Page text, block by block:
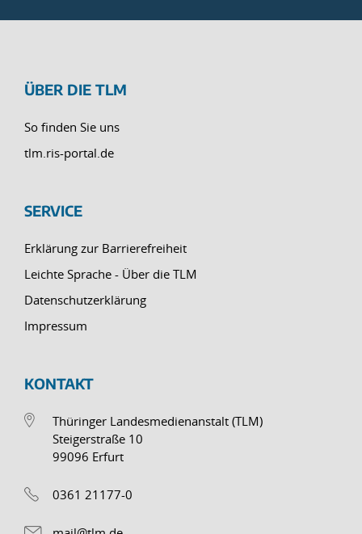
ÜBER DIE TLM
So finden Sie uns
tlm.ris-portal.de
SERVICE
Erklärung zur Barrierefreiheit
Leichte Sprache - Über die TLM
Datenschutzerklärung
Impressum
KONTAKT
Thüringer Landesmedienanstalt (TLM)
Steigerstraße 10
99096 Erfurt
0361 21177-0